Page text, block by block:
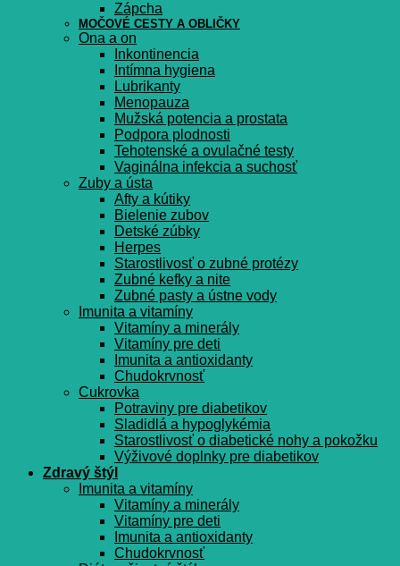
Zápcha
MOČOVÉ CESTY A OBLIČKY
Ona a on
Inkontinencia
Intímna hygiena
Lubrikanty
Menopauza
Mužská potencia a prostata
Podpora plodnosti
Tehotenské a ovulačné testy
Vaginálna infekcia a suchosť
Zuby a ústa
Afty a kútiky
Bielenie zubov
Detské zúbky
Herpes
Starostlivosť o zubné protézy
Zubné kefky a nite
Zubné pasty a ústne vody
Imunita a vitamíny
Vitamíny a minerály
Vitamíny pre deti
Imunita a antioxidanty
Chudokrvnosť
Cukrovka
Potraviny pre diabetikov
Sladidlá a hypoglykémia
Starostlivosť o diabetické nohy a pokožku
Výživové doplnky pre diabetikov
Zdravý štýl
Imunita a vitamíny
Vitamíny a minerály
Vitamíny pre deti
Imunita a antioxidanty
Chudokrvnosť